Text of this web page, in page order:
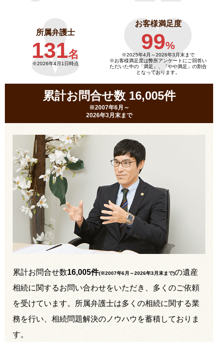
所属弁護士
131名
※2026年4月1日時点
お客様満足度
99%
※2025年4月～2026年3月末まで
※お客様満足度は弊所アンケートにご回答い
ただいた中の「満足」、「やや満足」の割合
となっております。
累計お問合せ数 16,005件
※2007年6月～
2026年3月末まで
累計お問合せ数16,005件(※2007年6月～2026年3月末まで)の遺産
相続に関するお問い合わせをいただき、多くのご依頼
を受けています。所属弁護士は多くの相続に関する業
務を行い、相続問題解決のノウハウを蓄積しておりま
す。